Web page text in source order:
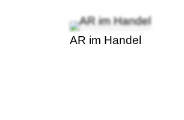
AR im Handel